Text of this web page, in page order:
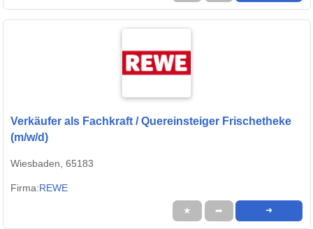
Verkäufer als Fachkraft / Quereinsteiger Frischetheke
(m/w/d)
Wiesbaden, 65183
Firma:REWE
★ ➦ ➜